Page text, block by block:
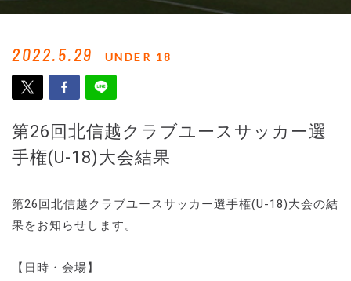
2022.5.29 UNDER 18
第26回北信越クラブユースサッカー選
手権(U-18)大会結果
第26回北信越クラブユースサッカー選手権(U-18)大会の結
果をお知らせします。
【日時・会場】